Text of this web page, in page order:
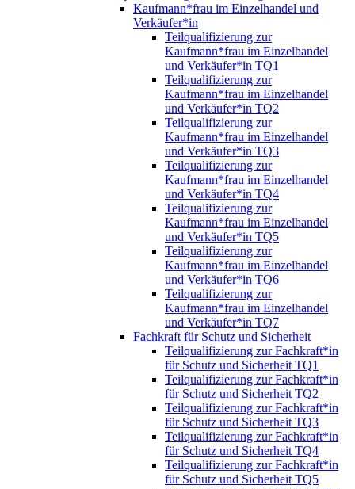
Kaufmann*frau im Einzelhandel und
Verkäufer*in
Teilqualifizierung zur
Kaufmann*frau im Einzelhandel
und Verkäufer*in TQ1
Teilqualifizierung zur
Kaufmann*frau im Einzelhandel
und Verkäufer*in TQ2
Teilqualifizierung zur
Kaufmann*frau im Einzelhandel
und Verkäufer*in TQ3
Teilqualifizierung zur
Kaufmann*frau im Einzelhandel
und Verkäufer*in TQ4
Teilqualifizierung zur
Kaufmann*frau im Einzelhandel
und Verkäufer*in TQ5
Teilqualifizierung zur
Kaufmann*frau im Einzelhandel
und Verkäufer*in TQ6
Teilqualifizierung zur
Kaufmann*frau im Einzelhandel
und Verkäufer*in TQ7
Fachkraft für Schutz und Sicherheit
Teilqualifizierung zur Fachkraft*in
für Schutz und Sicherheit TQ1
Teilqualifizierung zur Fachkraft*in
für Schutz und Sicherheit TQ2
Teilqualifizierung zur Fachkraft*in
für Schutz und Sicherheit TQ3
Teilqualifizierung zur Fachkraft*in
für Schutz und Sicherheit TQ4
Teilqualifizierung zur Fachkraft*in
für Schutz und Sicherheit TQ5